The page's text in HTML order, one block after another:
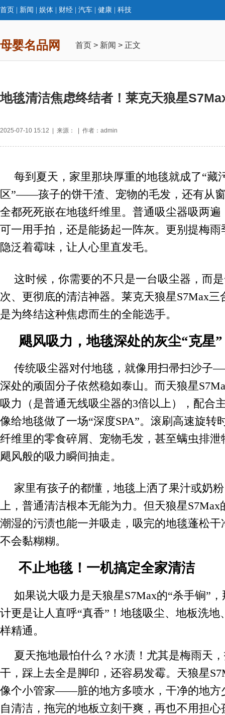
首页 新闻 娱体 财经 汽车 健康 科技
母婴名品网 首页 > 新闻 > 正文
地毯清洁焦虑终结者！莱克天狼星
2025-07-10 15:12 | 来源： | 作者：admin
每到夏天，家里那块厚重的地毯就成了“藏
区”——孩子的饼干渣、宠物的毛发，还有从
全都死死嵌在地毯纤维里。普通吸尘器吸两
可一用手拍，还是能扬起一阵灰。更别提梅
隐泛着霉味，让人心里直发毛。
这时候，你需要的不只是一台吸尘器，而
次、更彻底的清洁神器。莱克天狼星S7Max
是为终结这种焦虑而生的全能选手。
飓风吸力，地毯深处的灰尘“克星”
传统吸尘器对付地毯，就像用扫帚扫沙子
深处的顽固分子依然稳如泰山。而天狼星
吸力（是普通无线吸尘器的3倍以上），配合
像给地毯做了一场“深度SPA”。滚刷高速旋转
纤维里的零食碎屑、宠物毛发，甚至螨虫排
飓风般的吸力瞬间抽走。
家里有孩子的都懂，地毯上洒了果汁或奶
上，普通清洁根本无能为力。但天狼星
潮湿的污渍也能一并吸走，吸完的地毯蓬松
不会黏糊糊。
不止地毯！一机搞定全家清洁
如果说大吸力是天狼星S7Max的“杀手锏”
计更是让人直呼“真香”！地毯吸尘、地板洗
样精通。
夏天拖地最怕什么？水渍！尤其是梅雨天
干，踩上去全是脚印，还容易发霉。天狼星
像个小管家——脏的地方多喷水，干净的地方
自清洁，拖完的地板立刻干爽，再也不用担